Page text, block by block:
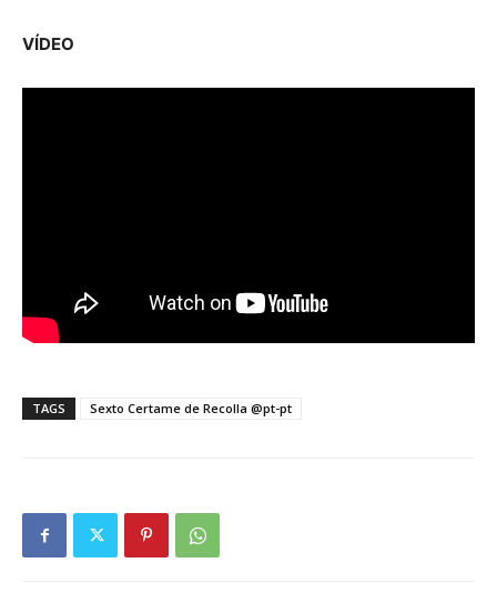
VÍDEO
TAGS Sexto Certame de Recolla @pt-pt